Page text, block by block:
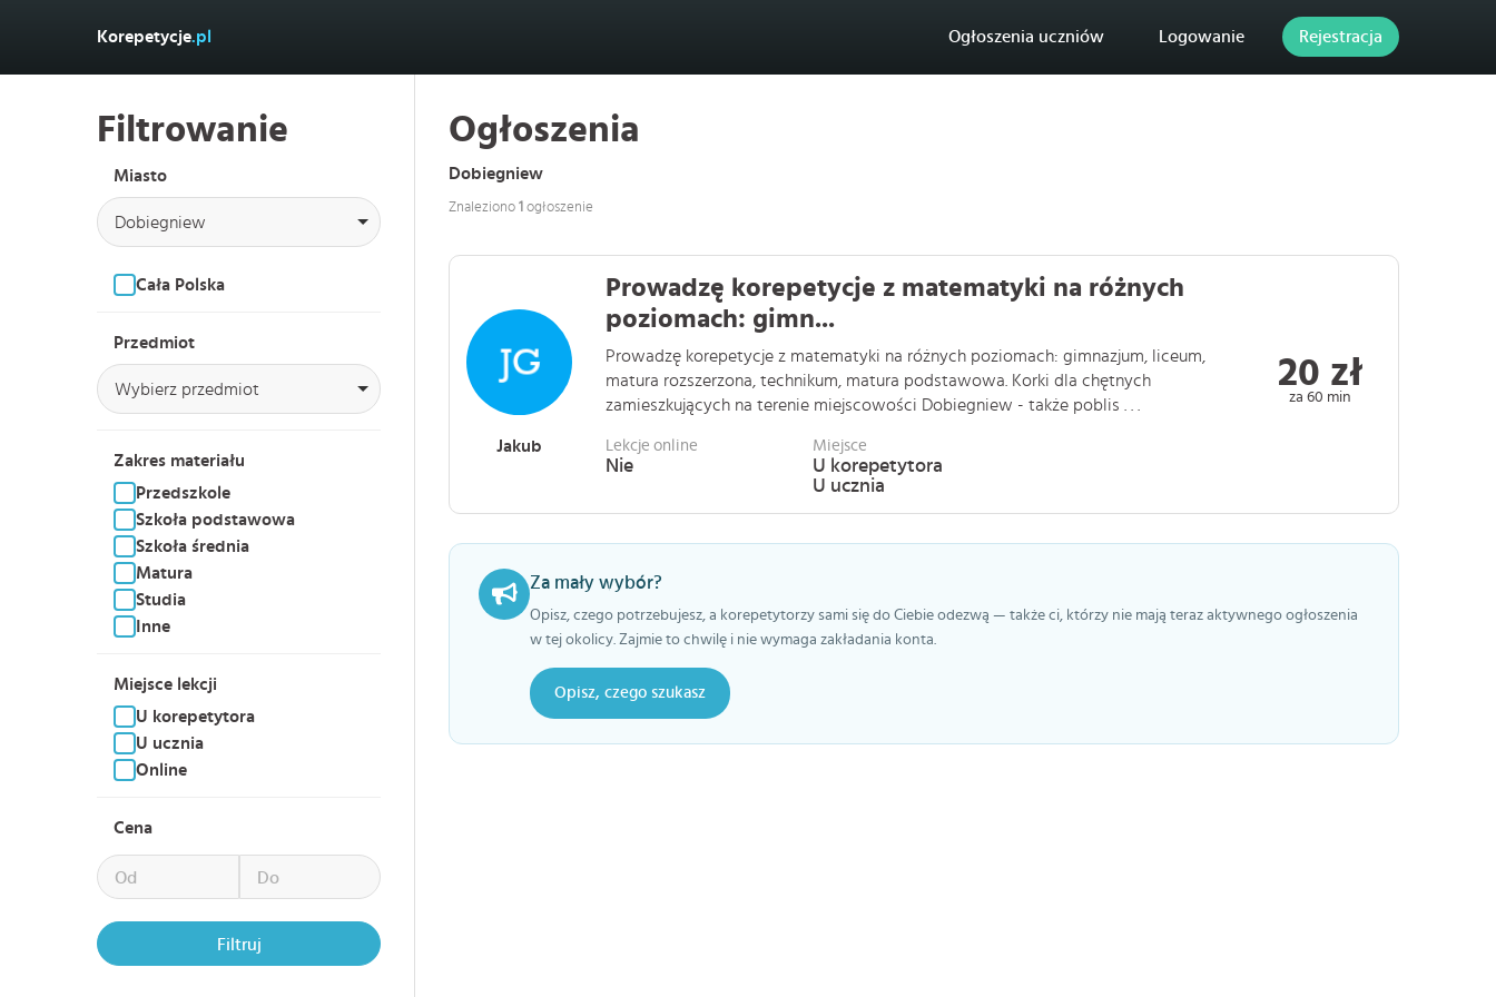
Korepetycje.pl Ogłoszenia uczniów Logowanie Rejestracja
Filtrowanie
Miasto
Dobiegniew
Cała Polska
Przedmiot
Wybierz przedmiot
Zakres materiału
Przedszkole
Szkoła podstawowa
Szkoła średnia
Matura
Studia
Inne
Miejsce lekcji
U korepetytora
U ucznia
Online
Cena
Filtruj
Ogłoszenia
Dobiegniew
Znaleziono 1 ogłoszenie
Jakub
Prowadzę korepetycje z matematyki na różnych
poziomach: gimn...
Prowadzę korepetycje z matematyki na różnych poziomach: gimnazjum, liceum,
matura rozszerzona, technikum, matura podstawowa. Korki dla chętnych
zamieszkujących na terenie miejscowości Dobiegniew - także poblis . . .
Lekcje online
Nie
Miejsce
U korepetytora
U ucznia
20 zł
za 60 min
Za mały wybór?
Opisz, czego potrzebujesz, a korepetytorzy sami się do Ciebie odezwą — także ci, którzy nie mają teraz aktywnego ogłoszenia
w tej okolicy. Zajmie to chwilę i nie wymaga zakładania konta.
Opisz, czego szukasz